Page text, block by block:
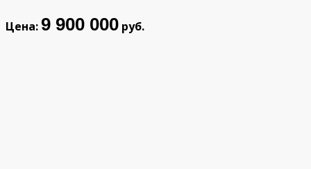
Цена: 9 900 000 руб.